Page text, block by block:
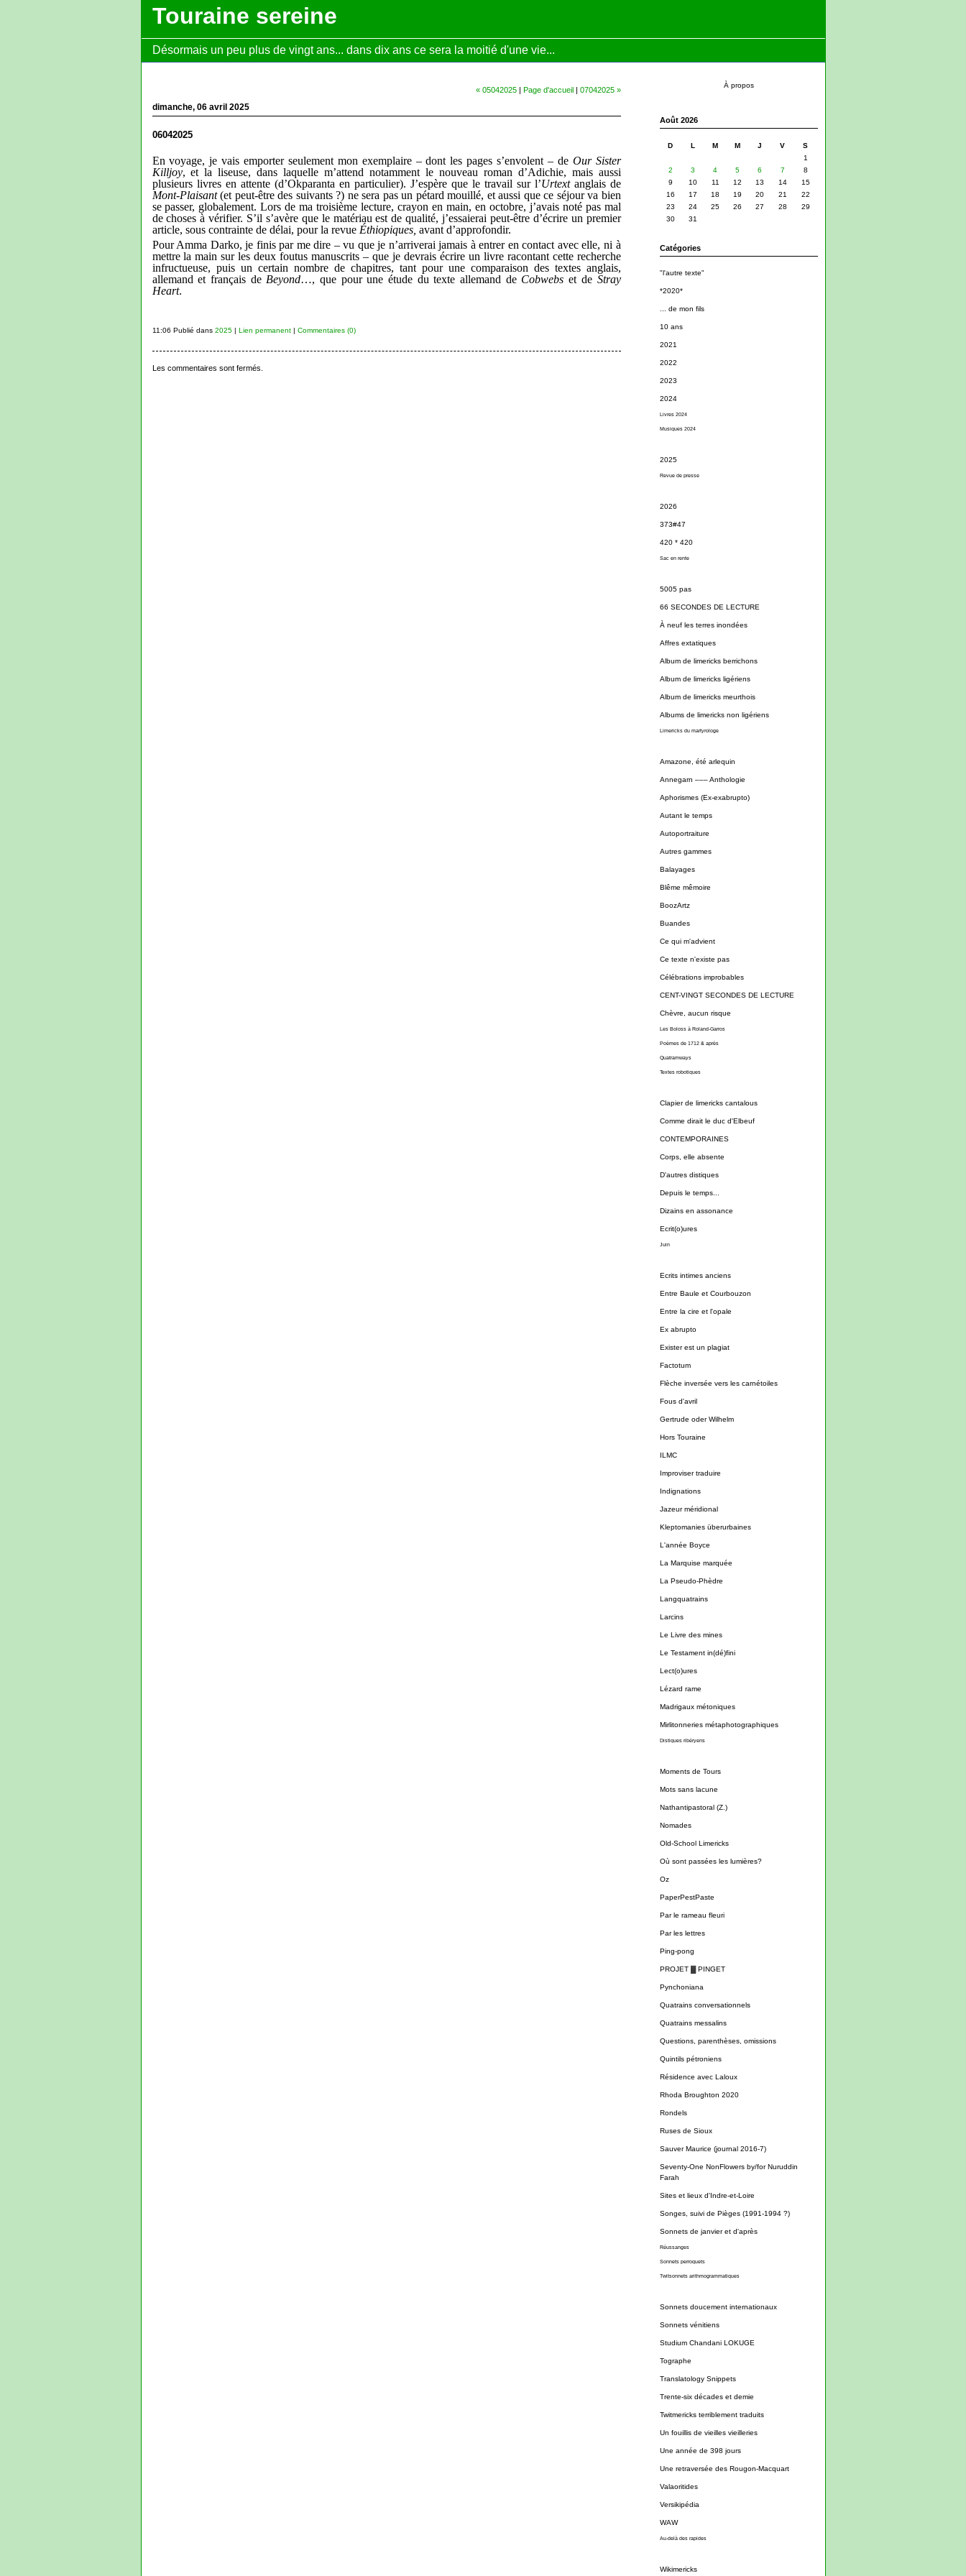
Touraine sereine
Désormais un peu plus de vingt ans... dans dix ans ce sera la moitié d'une vie...
À propos
Août 2026
D L M M J V
S
1
2
3 4 5 6 7
8
9
10 11 12 13 14
15
16
17 18 19 20 21
22
23
24 25 26 27 28
29
30
31
Catégories
"l'autre texte"
*2020*
... de mon fils
10 ans
2021
2022
2023
2024
Livres 2024
Musiques 2024
2025
Revue de presse
2026
373#47
420 * 420
Sac en rente
5005 pas
66 SECONDES DE LECTURE
À neuf les terres inondées
Affres extatiques
Album de limericks berrichons
Album de limericks ligériens
Album de limericks meurthois
Albums de limericks non ligériens
Limericks du martyrologe
Amazone, été arlequin
Annegarn ––– Anthologie
Aphorismes (Ex-exabrupto)
Autant le temps
Autoportraiture
Autres gammes
Balayages
Blême mêmoire
BoozArtz
Buandes
Ce qui m'advient
Ce texte n'existe pas
Célébrations improbables
CENT-VINGT SECONDES DE LECTURE
Chèvre, aucun risque
Les Boloss à Roland-Garros
Poèmes de 1712 & après
Quatramways
Textes robotiques
Clapier de limericks cantalous
Comme dirait le duc d'Elbeuf
CONTEMPORAINES
Corps, elle absente
D'autres distiques
Depuis le temps...
Dizains en assonance
Ecrit(o)ures
Juin
Ecrits intimes anciens
Entre Baule et Courbouzon
Entre la cire et l'opale
Ex abrupto
Exister est un plagiat
Factotum
Flèche inversée vers les carnétoiles
Fous d'avril
Gertrude oder Wilhelm
Hors Touraine
ILMC
Improviser traduire
Indignations
Jazeur méridional
Kleptomanies überurbaines
L'année Boyce
La Marquise marquée
La Pseudo-Phèdre
Langquatrains
Larcins
Le Livre des mines
Le Testament in(dé)fini
Lect(o)ures
Lézard rame
Madrigaux métoniques
Mirlitonneries métaphotographiques
Distiques ribéryens
Moments de Tours
Mots sans lacune
Nathantipastoral (Z.)
Nomades
Old-School Limericks
Où sont passées les lumières?
Oz
PaperPestPaste
Par le rameau fleuri
Par les lettres
Ping-pong
PROJET ▓ PINGET
Pynchoniana
Quatrains conversationnels
Quatrains messalins
Questions, parenthèses, omissions
Quintils pétroniens
Résidence avec Laloux
Rhoda Broughton 2020
Rondels
Ruses de Sioux
Sauver Maurice (journal 2016-7)
Seventy-One NonFlowers by/for Nuruddin
Farah
Sites et lieux d'Indre-et-Loire
Songes, suivi de Pièges (1991-1994 ?)
Sonnets de janvier et d'après
Réussanges
Sonnets perroquets
Twitsonnets arithmogrammatiques
Sonnets doucement internationaux
Sonnets vénitiens
Studium Chandani LOKUGE
Tographe
Translatology Snippets
Trente-six décades et demie
Twitmericks terriblement traduits
Un fouillis de vieilles vieilleries
Une année de 398 jours
Une retraversée des Rougon-Macquart
Valaoritides
Versikipédia
WAW
Au-delà des rapides
Wikimericks
« 05042025| Page d'accueil| 07042025 »
dimanche, 06 avril 2025
06042025
En voyage, je vais emporter seulement mon exemplaire – dont les pages s’envolent – de Our Sister
Killjoy, et la liseuse, dans laquelle m’attend notamment le nouveau roman d’Adichie, mais aussi
plusieurs livres en attente (d’Okparanta en particulier). J’espère que le travail sur l’Urtextanglais de
Mont-Plaisant(et peut-être des suivants ?) ne sera pas un pétard mouillé, et aussi que ce séjour va bien
se passer, globalement. Lors de ma troisième lecture, crayon en main, en octobre, j’avais noté pas mal
de choses à vérifier. S’il s’avère que le matériau est de qualité, j’essaierai peut-être d’écrire un premier
article, sous contrainte de délai, pour la revue Éthiopiques, avant d’approfondir.
Pour Amma Darko, je finis par me dire – vu que je n’arriverai jamais à entrer en contact avec elle, ni à
mettre la main sur les deux foutus manuscrits – que je devrais écrire un livre racontant cette recherche
infructueuse, puis un certain nombre de chapitres, tant pour une comparaison des textes anglais,
allemand et français de Beyond…, que pour une étude du texte allemand de Cobwebs et de Stray
Heart.
11:06 Publié dans 2025| Lien permanent| Commentaires (0)
Les commentaires sont fermés.